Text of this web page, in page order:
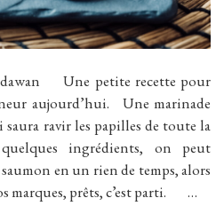
Une petite recette pour
aujourd’hui. Une marinade
saura ravir les papilles de toute la
ingrédients, on peut
en un rien de temps, alors
marques, prêts, c’est parti. …